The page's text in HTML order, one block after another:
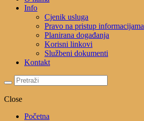
Info
Cjenik usluga
Pravo na pristup informacijama
Planirana događanja
Korisni linkovi
Službeni dokumenti
Kontakt
Close
Početna